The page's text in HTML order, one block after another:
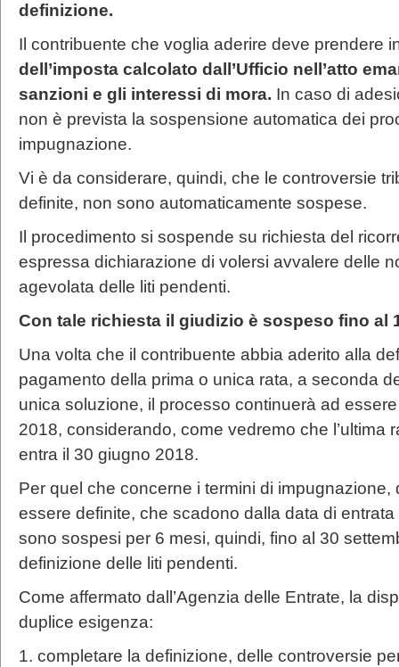
definizione.
Il contribuente che voglia aderire deve prendere
dell’imposta calcolato dall’Ufficio nell’atto
sanzioni e gli interessi di mora. In caso di
non è prevista la sospensione automatica dei
impugnazione.
Vi è da considerare, quindi, che le controversie
definite, non sono automaticamente sospese.
Il procedimento si sospende su richiesta del
espressa dichiarazione di volersi avvalere delle
agevolata delle liti pendenti.
Con tale richiesta il giudizio è sospeso fino al
Una volta che il contribuente abbia aderito alla
pagamento della prima o unica rata, a seconda
unica soluzione, il processo continuerà ad
2018, considerando, come vedremo che l’ultima
entra il 30 giugno 2018.
Per quel che concerne i termini di
essere definite, che scadono dalla data di
sono sospesi per 6 mesi, quindi, fino al 30
definizione delle liti pendenti.
Come affermato dall’Agenzia delle Entrate, la
duplice esigenza:
1. completare la definizione, delle controversie